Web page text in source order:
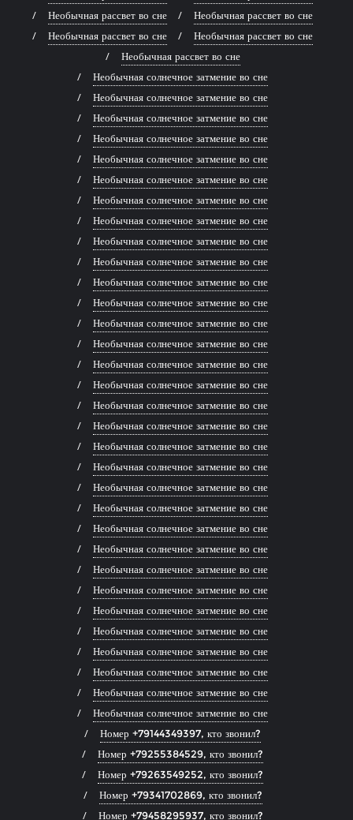
Необычная рассвет во сне
Необычная рассвет во сне
Необычная рассвет во сне
Необычная рассвет во сне
Необычная рассвет во сне
Необычная солнечное затмение во сне
Необычная солнечное затмение во сне
Необычная солнечное затмение во сне
Необычная солнечное затмение во сне
Необычная солнечное затмение во сне
Необычная солнечное затмение во сне
Необычная солнечное затмение во сне
Необычная солнечное затмение во сне
Необычная солнечное затмение во сне
Необычная солнечное затмение во сне
Необычная солнечное затмение во сне
Необычная солнечное затмение во сне
Необычная солнечное затмение во сне
Необычная солнечное затмение во сне
Необычная солнечное затмение во сне
Необычная солнечное затмение во сне
Необычная солнечное затмение во сне
Необычная солнечное затмение во сне
Необычная солнечное затмение во сне
Необычная солнечное затмение во сне
Необычная солнечное затмение во сне
Необычная солнечное затмение во сне
Необычная солнечное затмение во сне
Необычная солнечное затмение во сне
Необычная солнечное затмение во сне
Необычная солнечное затмение во сне
Необычная солнечное затмение во сне
Необычная солнечное затмение во сне
Необычная солнечное затмение во сне
Необычная солнечное затмение во сне
Необычная солнечное затмение во сне
Необычная солнечное затмение во сне
Номер +79144349397, кто звонил?
Номер +79255384529, кто звонил?
Номер +79263549252, кто звонил?
Номер +79341702869, кто звонил?
Номер +79458295937, кто звонил?